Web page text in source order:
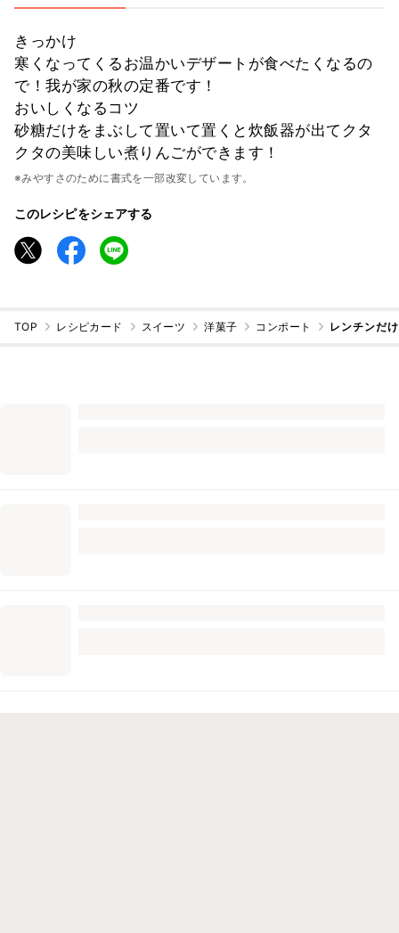
きっかけ
寒くなってくるお温かいデザートが食べたくなるの
で！我が家の秋の定番です！
おいしくなるコツ
砂糖だけをまぶして置いて置くと炊飯器が出てクタ
クタの美味しい煮りんごができます！
※みやすさのために書式を一部改変しています。
このレシピをシェアする
TOP レシピカード スイーツ 洋菓子 コンポート レンチンだ